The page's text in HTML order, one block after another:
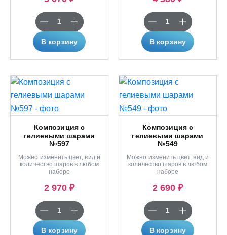
В корзину В корзину
Композиция с
гелиевыми шарами
№597
Можно изменить цвет, вид и
количество шаров в любом
наборе
2 970 ₽
В корзину
Композиция с
гелиевыми шарами
№549
Можно изменить цвет, вид и
количество шаров в любом
наборе
2 690 ₽
В корзину